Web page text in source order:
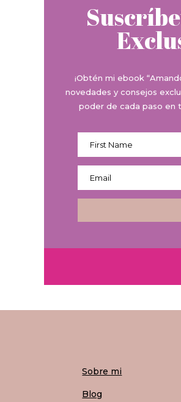
¡Obtén mi ebook
novedades y consejos
poder de cada paso en
Sobre mi
Blog